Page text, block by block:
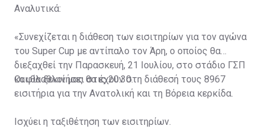
Αναλυτικά:
«Συνεχίζεται η διάθεση των εισιτηρίων για τον αγώνα
του Super Cup με αντίπαλο τον Άρη, ο οποίος θα
διεξαχθεί την Παρασκευή, 21 Ιουλίου, στο στάδιο ΓΣΠ
και θα ξεκινήσει στις 20:30.
Οι φίλαθλοί μας θα έχουν στη διάθεσή τους 8967
εισιτήρια για την Ανατολική και τη Βόρεια κερκίδα.
Ισχύει η ταξιθέτηση των εισιτηρίων.